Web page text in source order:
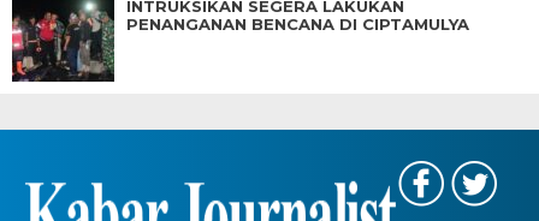
INTRUKSIKAN SEGERA LAKUKAN
PENANGANAN BENCANA DI CIPTAMULYA